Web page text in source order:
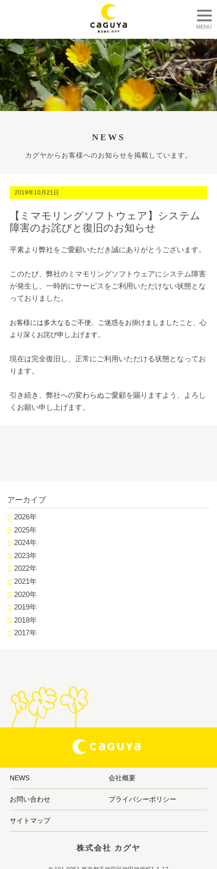
MENU
NEWS
カグヤからお客様へのお知らせを掲載しています。
2019年10月21日
【ミマモリングソフトウェア】システム
障害のお詫びと復旧のお知らせ
平素より弊社をご愛顧いただき誠にありがとうございます。
このたび、弊社のミマモリングソフトウェアにシステム障害
が発生し、一時的にサービスをご利用いただけない状態とな
っておりました。
お客様には多大なるご不便、ご迷惑をお掛けましましたこと、心
より深くお詫び申し上げます。
現在は完全復旧し、正常にご利用いただける状態となってお
ります。
引き続き、弊社への変わらぬご愛顧を賜りますよう、よろし
くお願い申し上げます。
アーカイブ
2026年
2025年
2024年
2023年
2022年
2021年
2020年
2019年
2018年
2017年
NEWS 会社概要
お問い合わせ プライバシーポリシー
サイトマップ
株式会社 カグヤ